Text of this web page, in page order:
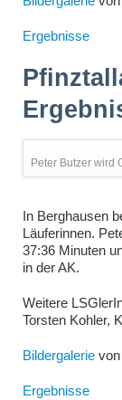
Ergebnisse
Peter Butzer wird
In Berghausen
Läuferinnen.
37:36 Minuten
in der AK.
Weitere
Torsten Kohler,
Bildergalerievon
Ergebnisse